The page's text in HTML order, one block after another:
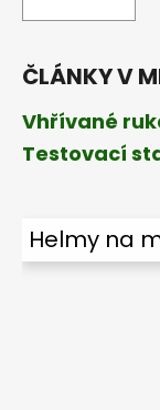
ČLÁNKY V
Vhřívané
Testovací
Helmy na